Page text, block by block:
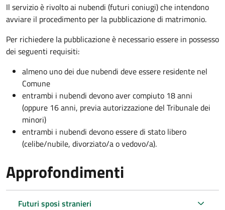
Il servizio è rivolto ai nubendi (futuri coniugi) che intendono
avviare il procedimento per la pubblicazione di matrimonio.
Per richiedere la pubblicazione è necessario essere in possesso
dei seguenti requisiti:
almeno uno dei due nubendi deve essere residente nel
Comune
entrambi i nubendi devono aver compiuto 18 anni
(oppure 16 anni, previa autorizzazione del Tribunale dei
minori)
entrambi i nubendi devono essere di stato libero
(celibe/nubile, divorziato/a o vedovo/a).
Approfondimenti
Futuri sposi stranieri